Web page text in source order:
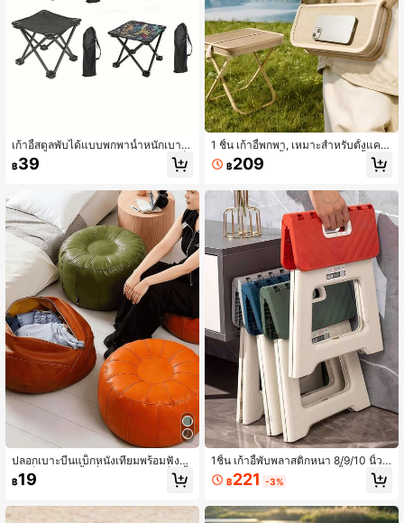
เก้าอี้สตูลพับได้แบบพกพาน้ำหนักเบาพิเ
ศษ, โครงสเตนเลสสตีล. ประกอบรวดเร็
ว, เหมาะสำหรับการตั้งแคมป์, ตกปลา,
น์กะทัดรัดพกพาง่าย. เก้าอี้สตูลสำหรับเ
ดินทาง | เก้าอี้สตูลแบบพกพา | แข็งแร
ง, อุปกรณ์ตั้งแคมป์ที่จำเป็น.
฿39
ปลอกเบาะบีนแบ็กหนังเทียมพร้อมฟังก์
ชันเก็บของ ให้พื้นที่สะดวกในการเก็บเสื้
อผ้าเก่าและของใช้ในบ้าน หมายเหตุ: ร
ายใน
฿19
1 ชิ้น เก้าอี้พกพา, เหมาะสำหรับตั้งแคม
ป์, เดินป่า, เก้าอี้พับพร้อมกระเป๋าหิ้ว, เก้
าอี้ขนาดเล็กแบบสะพายหลัง, เก้าอี้พับ
พับสำหรับเดินทางน้ำหนักเบาพิเศษ, เก้
าอี้ตกปลาตั้งแคมป์, เก้าอี้พับแบบกระเป๋
าถือ, เก้าอี้เข้าคิว
฿209
1ชิ้น เก้าอี้พับพลาสติกหนา 8/9/10 นิ้ว,
มินิแบบพกพากลางแจ้ง เก้าอี้ผู้ใหญ่, ม้า
นั่ง, เก้าอี้ตกปลาแบบพกพา, กลางแจ้ง,
พับ, สตูลครัว, เก้าอี้พับ, เก้าอี้สตูลพับใน
฿221 -3%